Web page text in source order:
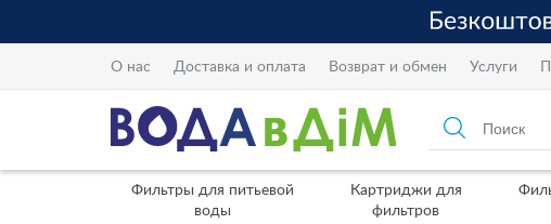
О нас Доставка и оплата Возврат и обмен Услуги
Фильтры для питьевой
воды
Картриджи для
фильтров